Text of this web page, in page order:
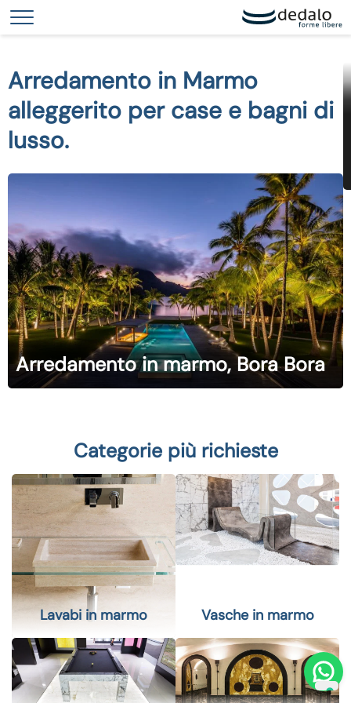
Arredamento in Marmo
alleggerito per case e bagni di
lusso.
Arredamento in marmo, Bora Bora
Categorie più richieste
Lavabi in marmo Vasche in marmo
Le tue preferenze relative alla privacy